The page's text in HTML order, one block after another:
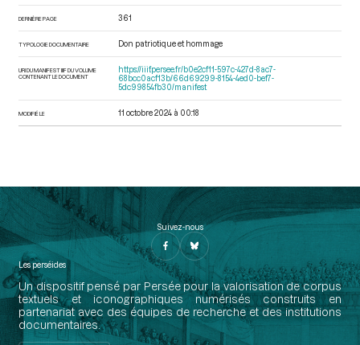
DERNIÈRE PAGE 361
TYPOLOGIE DOCUMENTAIRE Don patriotique et hommage
URI DU MANIFEST IIIF DU VOLUME
CONTENANT LE DOCUMENT
https://iiif.persee.fr/b0e2cf11-597c-427d-8ac7-
68bcc0acf13b/66d69299-8154-4ed0-bef7-
5dc99854fb30/manifest
MODIFIÉ LE 11 octobre 2024 à 00:18
Suivez-nous
Les perséides
Un dispositif pensé par Persée pour la valorisation de corpus
textuels et iconographiques numérisés construits en
partenariat avec des équipes de recherche et des institutions
documentaires.